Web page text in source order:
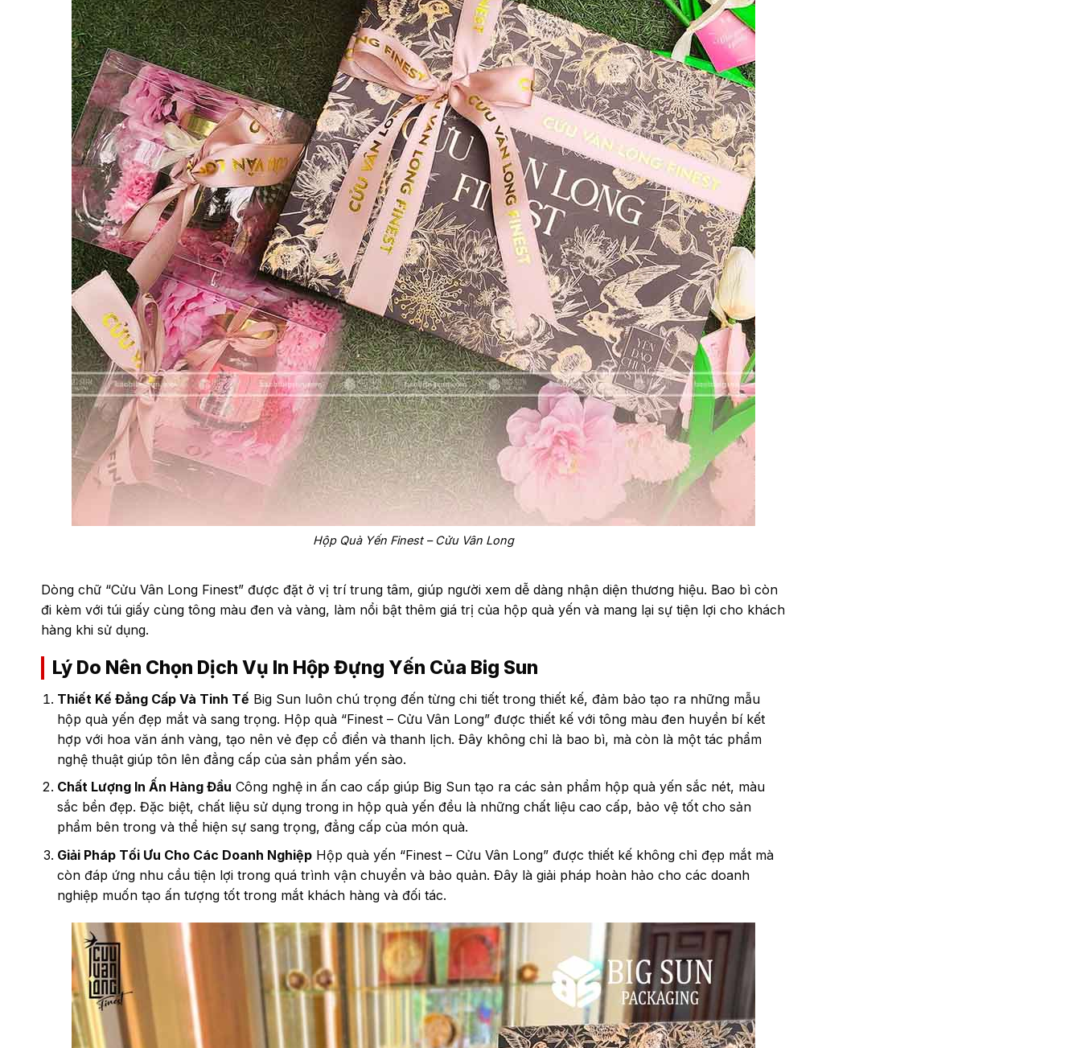
Hộp Quà Yến Finest – Cửu Vân Long
Dòng chữ “Cửu Vân Long Finest” được đặt ở vị trí trung tâm, giúp người xem dễ dàng nhận diện thương hiệu. Bao bì còn
đi kèm với túi giấy cùng tông màu đen và vàng, làm nổi bật thêm giá trị của hộp quà yến và mang lại sự tiện lợi cho khách
hàng khi sử dụng.
Lý Do Nên Chọn Dịch Vụ In Hộp Đựng Yến Của Big Sun
Thiết Kế Đẳng Cấp Và Tinh Tế Big Sun luôn chú trọng đến từng chi tiết trong thiết kế, đảm bảo tạo ra những mẫu
hộp quà yến đẹp mắt và sang trọng. Hộp quà “Finest – Cửu Vân Long” được thiết kế với tông màu đen huyền bí kết
hợp với hoa văn ánh vàng, tạo nên vẻ đẹp cổ điển và thanh lịch. Đây không chỉ là bao bì, mà còn là một tác phẩm
nghệ thuật giúp tôn lên đẳng cấp của sản phẩm yến sào.
Chất Lượng In Ấn Hàng Đầu Công nghệ in ấn cao cấp giúp Big Sun tạo ra các sản phẩm hộp quà yến sắc nét, màu
sắc bền đẹp. Đặc biệt, chất liệu sử dụng trong in hộp quà yến đều là những chất liệu cao cấp, bảo vệ tốt cho sản
phẩm bên trong và thể hiện sự sang trọng, đẳng cấp của món quà.
Giải Pháp Tối Ưu Cho Các Doanh Nghiệp Hộp quà yến “Finest – Cửu Vân Long” được thiết kế không chỉ đẹp mắt mà
còn đáp ứng nhu cầu tiện lợi trong quá trình vận chuyển và bảo quản. Đây là giải pháp hoàn hảo cho các doanh
nghiệp muốn tạo ấn tượng tốt trong mắt khách hàng và đối tác.